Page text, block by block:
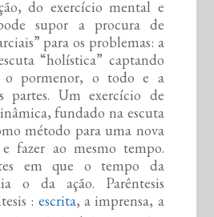
do exercício mental e
supor a procura de
para os problemas: a
“holística” captando
o pormenor, o todo e a
partes. Um exercício de
fundado na escuta
método para uma nova
fazer ao mesmo tempo.
em que o tempo da
o da ação. Parêntesis
: escrita, a imprensa, a